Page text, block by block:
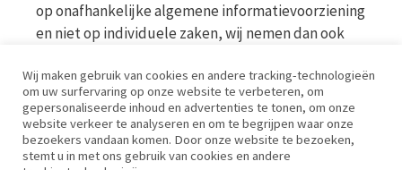
op onafhankelijke algemene informatievoorziening
en niet op individuele zaken, wij nemen dan ook
voor meer informatie op de website van de AFM
www.afm.nl
Disclaimer | Privacy | Cookies | Werkwijze
Wij maken gebruik van cookies en andere tracking-technologieën
om uw surfervaring op onze website te verbeteren, om
gepersonaliseerde inhoud en advertenties te tonen, om onze
website verkeer te analyseren en om te begrijpen waar onze
bezoekers vandaan komen. Door onze website te bezoeken,
stemt u in met ons gebruik van cookies en andere